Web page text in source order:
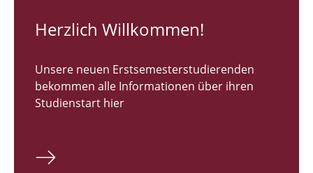
RUNDGANG 26
Bachelor Architektur
Master Architektur
Herzlich Willkommen!
Unsere neuen Erstsemesterstudierenden
bekommen alle Informationen über ihren
Studienstart hier